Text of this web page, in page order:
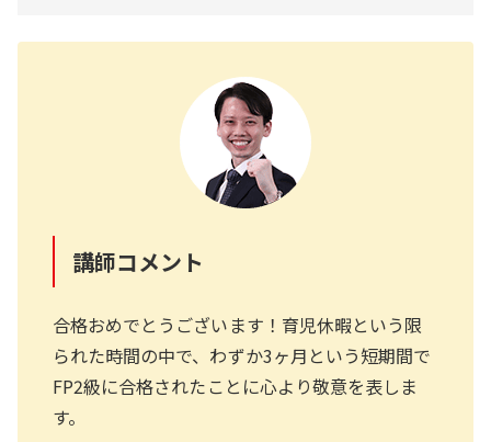
講師コメント
合格おめでとうございます！育児休暇という限
られた時間の中で、わずか3ヶ月という短期間で
FP2級に合格されたことに心より敬意を表しま
す。